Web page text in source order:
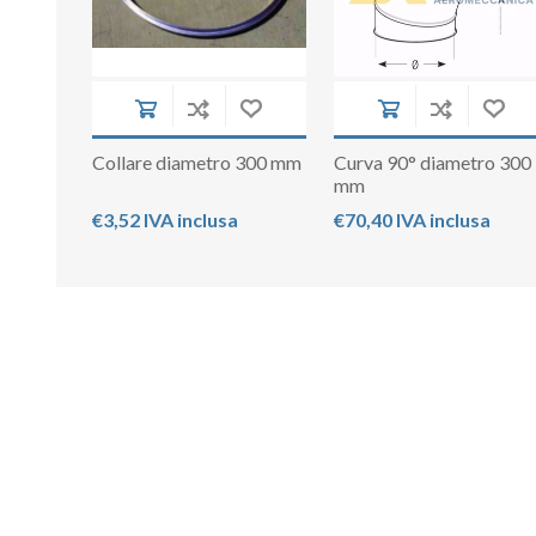
Collare diametro 300 mm
€3,52 IVA inclusa
Curva 90° diametro 300
mm
€70,40 IVA inclusa